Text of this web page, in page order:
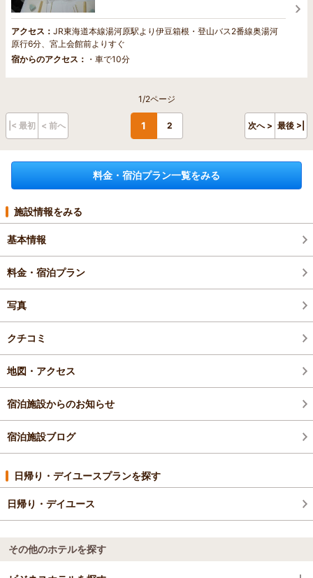
アクセス： JR東海道本線湯河原駅より伊豆箱根・登山バス2番線奥湯河
原行6分、宮上会館前よりすぐ
宿からのアクセス： ・車で10分
1/2ページ
|< 最初 < 前へ 1 2 次へ > 最後 >|
料金・宿泊プラン一覧をみる
施設情報をみる
基本情報
料金・宿泊プラン
写真
クチコミ
地図・アクセス
宿泊施設からのお知らせ
宿泊施設ブログ
日帰り・デイユースプランを探す
日帰り・デイユース
その他のホテルを探す